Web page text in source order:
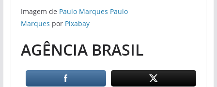
Imagem de Paulo Marques Paulo
Marques por Pixabay
AGÊNCIA BRASIL